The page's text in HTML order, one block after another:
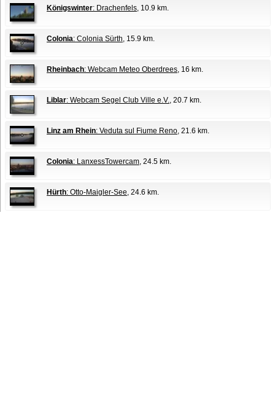
Königswinter: Drachenfels, 10.9 km.
Colonia: Colonia Sürth, 15.9 km.
Rheinbach: Webcam Meteo Oberdrees, 16 km.
Liblar: Webcam Segel Club Ville e.V., 20.7 km.
Linz am Rhein: Veduta sul Fiume Reno, 21.6 km.
Colonia: LanxessTowercam, 24.5 km.
Hürth: Otto-Maigler-See, 24.6 km.